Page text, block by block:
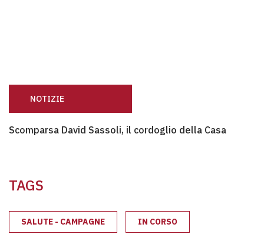
NOTIZIE
Scomparsa David Sassoli, il cordoglio della Casa
TAGS
SALUTE - CAMPAGNE IN CORSO